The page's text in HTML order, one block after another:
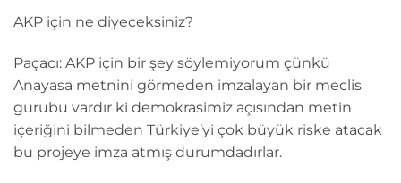
AKP için ne diyeceksiniz?
Paçacı: AKP için bir şey söylemiyorum çünkü
Anayasa metnini görmeden imzalayan bir meclis
gurubu vardır ki demokrasimiz açısından metin
içeriğini bilmeden Türkiye’yi çok büyük riske atacak
bu projeye imza atmış durumdadırlar.